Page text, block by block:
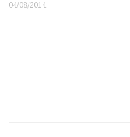
04/08/2014